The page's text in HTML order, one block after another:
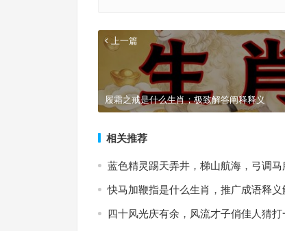
上一篇
履霜之戒是什么生肖；极致解答阐释释义
相关推荐
蓝色精灵踢天弄井，梯山航海，弓调
快马加鞭指是什么生肖，推广成语释义
四十风光庆有余，风流才子俏佳人猜